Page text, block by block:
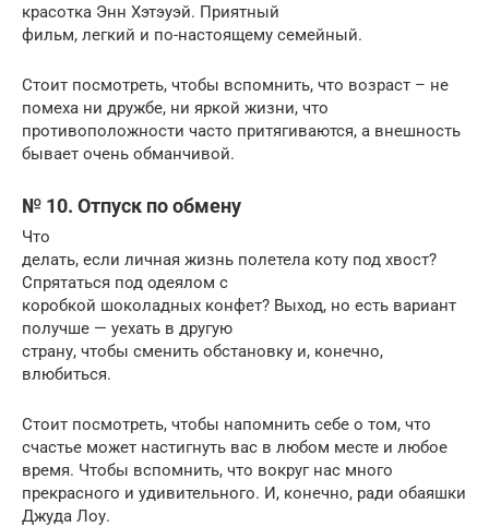
красотка Энн Хэтэуэй. Приятный
фильм, легкий и по-настоящему семейный.
Стоит посмотреть, чтобы вспомнить, что возраст – не
помеха ни дружбе, ни яркой жизни, что
противоположности часто притягиваются, а внешность
бывает очень обманчивой.
№ 10. Отпуск по обмену
Что
делать, если личная жизнь полетела коту под хвост?
Спрятаться под одеялом с
коробкой шоколадных конфет? Выход, но есть вариант
получше — уехать в другую
страну, чтобы сменить обстановку и, конечно,
влюбиться.
Стоит посмотреть, чтобы напомнить себе о том, что
счастье может настигнуть вас в любом месте и любое
время. Чтобы вспомнить, что вокруг нас много
прекрасного и удивительного. И, конечно, ради обаяшки
Джуда Лоу.